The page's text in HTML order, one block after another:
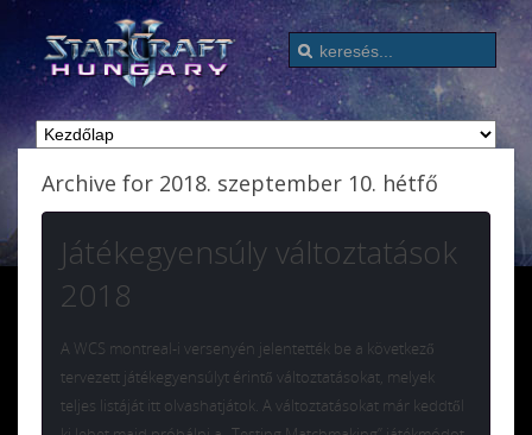
Archive for 2018. szeptember 10. hétfő
Játékegyensúly változtatások
2018
A WCS montreal-i versenyén jelentették be a következő
tervezett játékegyensúlyt érintő változtatásokat, melyek
teljes listáját itt olvashatjátok. A változtatásokat már keddtől